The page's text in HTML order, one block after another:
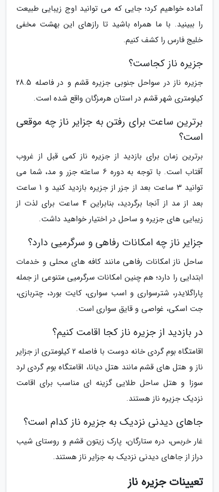
آماده خواهیم کرد؛ جایی که می توانید اوج زیبایی طبیعت
را ببینید. با ما همراه باشید تا رازهای این بهشت مخفی
خلیج فارس را کشف کنیم.
جزیره ناز کجاست؟
جزیره ناز در سواحل جنوبی جزیره قشم و در فاصله 28.5
کیلومتری شهر قشم در استان هرمزگان واقع شده است.
برترین ساعت برای رفتن به جزایر ناز چه موقعی
است؟
برترین زمان برای بازدید از جزیره ناز کمی قبل از غروب
آفتاب است. با توجه به دوره 6 ساعته جزر و مد، شما می
توانید 3 ساعت بعد از جزر از جزیره بازدید کنید و 1 ساعت
بعد از مد از آنجا برگردید، بنابراین 4 ساعت برای لذت از
زیبایی های جزیره و ساحل در اختیار خواهید داشت.
جزایر ناز چه امکانات رفاهی و سرگرمیی دارد؟
ساحل ناز امکانات رفاهی مانند کافه های محلی و خدمات
ابتدایی را دارد؛ هم چنین امکانات سرگرمیی متنوعی از جمله
پاراگلایدر، شترسواری و اسب سواری، کایت بورد، چتربازی،
جت اسکی، غواصی و قایق سواری است.
در بازدید از جزیره ناز کجا اقامت کنیم؟
اقامتگاه بوم گردی خانه دوست با فاصله 2 کیلومتری از جزایر
ناز و هتل های قشم مانند هتل دیانا، اقامتگاه بوم گردی لرد
سوزا و هتل ساحل طلایی گزینه ای مناسب برای اقامت
نزدیک جزیره ناز هستند.
جاهای دیدنی نزدیک به جزیره ناز کدام است؟
غار خربس، دره ستارگان، پارک زیتون قشم و روستای شیب
دراز از جاهای دیدنی نزدیک به جزایر ناز هستند.
تعیینات جزیره ناز